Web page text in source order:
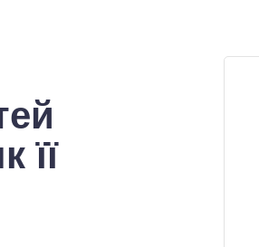
її